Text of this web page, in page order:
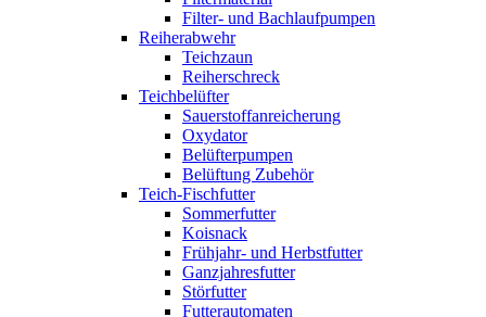
Filter- und Bachlaufpumpen
Reiherabwehr
Teichzaun
Reiherschreck
Teichbelüfter
Sauerstoffanreicherung
Oxydator
Belüfterpumpen
Belüftung Zubehör
Teich-Fischfutter
Sommerfutter
Koisnack
Frühjahr- und Herbstfutter
Ganzjahresfutter
Störfutter
Futterautomaten